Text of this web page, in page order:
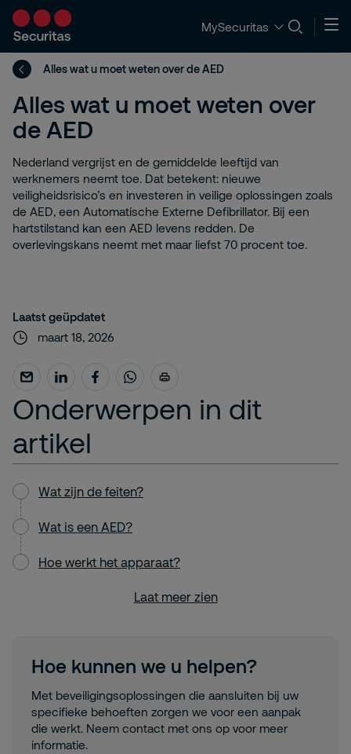
MySecuritas
Alles wat u moet weten over de AED
Alles wat u moet weten over
de AED
Nederland vergrijst en de gemiddelde leeftijd van
werknemers neemt toe. Dat betekent: nieuwe
veiligheidsrisico’s en investeren in veilige oplossingen zoals
de AED, een Automatische Externe Defibrillator. Bij een
hartstilstand kan een AED levens redden. De
overlevingskans neemt met maar liefst 70 procent toe.
Laatst geüpdatet
maart 18, 2026
Onderwerpen in dit
artikel
Wat zijn de feiten?
Wat is een AED?
Hoe werkt het apparaat?
Laat meer zien
Hoe kunnen we u helpen?
Met beveiligingsoplossingen die aansluiten bij uw
specifieke behoeften zorgen we voor een aanpak
die werkt. Neem contact met ons op voor meer
informatie.